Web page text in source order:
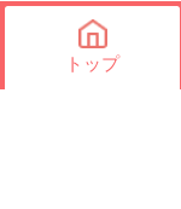
トップ